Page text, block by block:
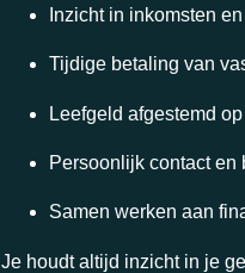
Inzicht in inkomsten
Tijdige betaling van
Leefgeld afgestemd
Persoonlijk contact en
Samen werken aan
Je houdt altijd inzicht in je